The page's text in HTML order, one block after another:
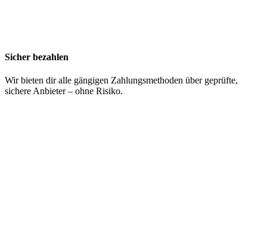
Sicher bezahlen
Wir bieten dir alle gängigen Zahlungsmethoden über geprüfte,
sichere Anbieter – ohne Risiko.